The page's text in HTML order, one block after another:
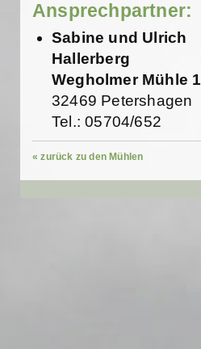
Ansprechpartner:
Sabine und Ulrich
Hallerberg
Wegholmer Mühle 1
32469 Petershagen
Tel.: 05704/652
« zurück zu den Mühlen